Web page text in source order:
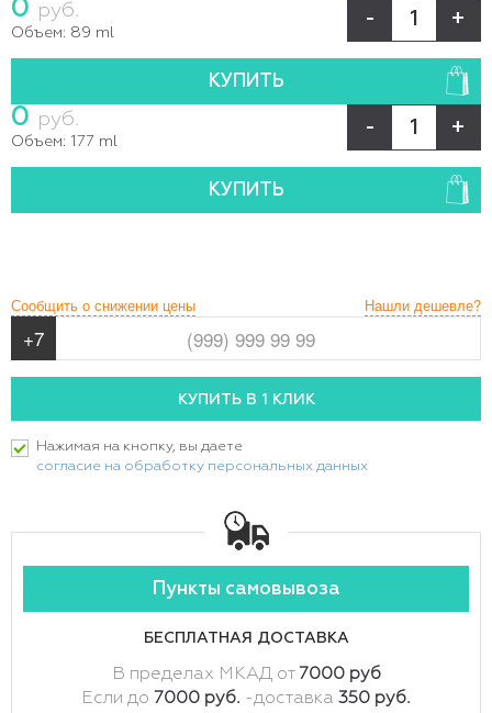
0 руб.
Объем: 89 ml
- +
КУПИТЬ
0 руб.
Объем: 177 ml
- +
КУПИТЬ
Нашли дешевле?
Сообщить о снижении цены
Нажимая на кнопку, вы даете
согласие на обработку персональных данных
Пункты самовывоза
БЕСПЛАТНАЯ ДОСТАВКА
В пределах МКАД от 7000 руб
Если до 7000 руб. -доставка 350 руб.